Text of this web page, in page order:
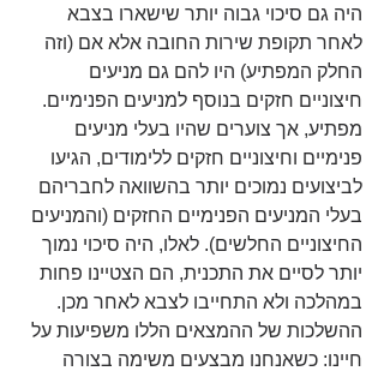
היה גם סיכוי גבוה יותר שישארו בצבא
לאחר תקופת שירות החובה אלא אם (וזה
החלק המפתיע) היו להם גם מניעים
חיצוניים חזקים בנוסף למניעים הפנימיים.
מפתיע, אך צוערים שהיו בעלי מניעים
פנימיים וחיצוניים חזקים ללימודים, הגיעו
לביצועים נמוכים יותר בהשוואה לחבריהם
בעלי המניעים הפנימיים החזקים (והמניעים
החיצוניים החלשים). לאלו, היה סיכוי נמוך
יותר לסיים את התכנית, הם הצטיינו פחות
במהלכה ולא התחייבו לצבא לאחר מכן.
ההשלכות של ההמצאים הללו משפיעות על
חיינו: כשאנחנו מבצעים משימה בצורה